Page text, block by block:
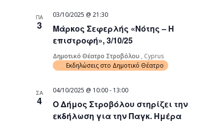
ΠΑ
3
Μάρκος Σεφερλής «Νότης – Η
επιστροφή», 3/10/25
03/10/2025 @ 21:30
Δημοτικό Θέατρο Στροβόλου , Cyprus
Εκδηλώσεις στο Δημοτικό Θέατρο
ΣΑ
4
Ο Δήμος Στροβόλου στηρίζει την
εκδήλωση για την Παγκ. Ημέρα
04/10/2025 @ 10:00- 13:00